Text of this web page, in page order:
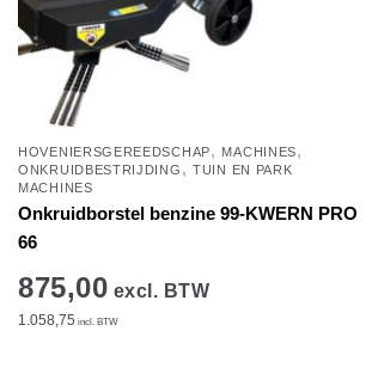
HOVENIERSGEREEDSCHAP, MACHINES,
ONKRUIDBESTRIJDING ,TUIN EN PARK
MACHINES
Onkruidborstel benzine 99-KWERN PRO
66
875,00 excl. BTW
1.058,75 incl. BTW